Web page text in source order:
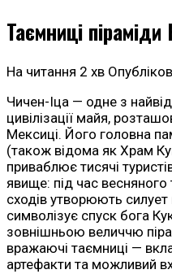
Таємниці
На читання 2 хв
Чичен-Іца — одне з
цивілізації майя,
Мексиці. Його головна
(також відома як Храм
приваблює тисячі
явище: під час весняного
сходів утворюють
символізує спуск бога
зовнішньою величчю
вражаючі таємниці —
артефакти та можливий